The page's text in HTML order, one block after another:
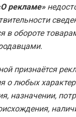
рекламе»
в обороте
признаётся
о любых
назначении,